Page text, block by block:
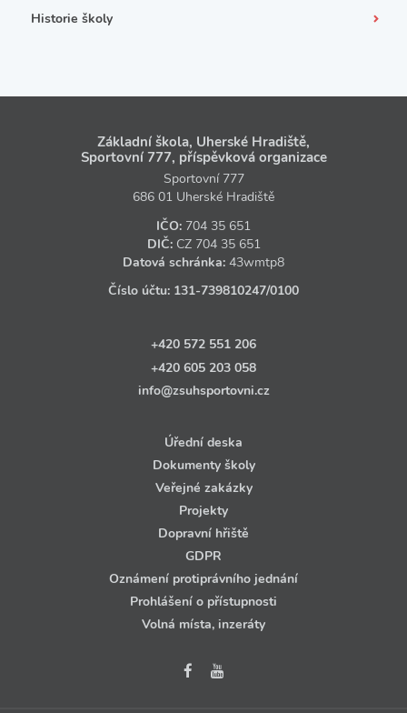
Historie školy
Základní škola, Uherské Hradiště,
Sportovní 777, příspěvková organizace
Sportovní 777
686 01 Uherské Hradiště
IČO: 704 35 651
DIČ: CZ 704 35 651
Datová schránka: 43wmtp8
Číslo účtu: 131‑739810247/0100
+420 572 551 206
+420 605 203 058
info@zsuhsportovni.cz
Úřední deska
Dokumenty školy
Veřejné zakázky
Projekty
Dopravní hřiště
GDPR
Oznámení protiprávního jednání
Prohlášení o přístupnosti
Volná místa, inzeráty